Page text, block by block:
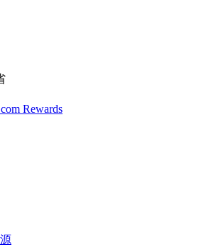
Rewards